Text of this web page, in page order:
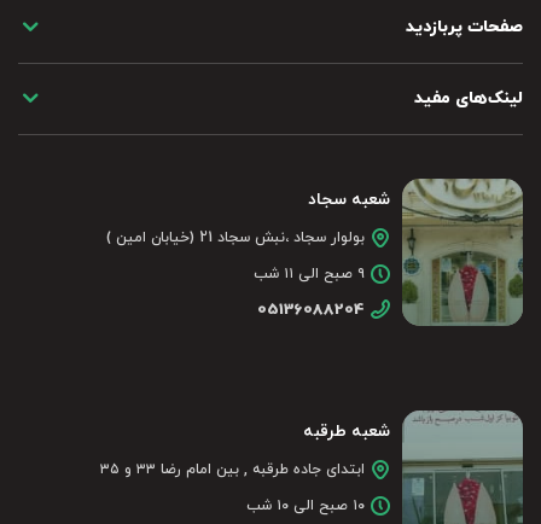
صفحات پربازدید
لینک‌های مفید
شعبه سجاد
بولوار سجاد ،نبش سجاد 21 (خیابان امین )
۹ صبح الی ۱۱ شب
05136088204
شعبه طرقبه
ابتدای جاده طرقبه , بین امام رضا ۳۳ و ۳۵
۱۰ صبح الی ۱۰ شب